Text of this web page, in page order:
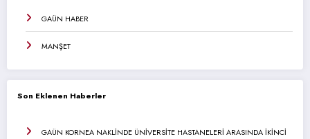
GAÜN HABER
MANŞET
Son Eklenen Haberler
GAÜN KORNEA NAKLİNDE ÜNİVERSİTE HASTANELERİ ARASINDA İKİNCİ